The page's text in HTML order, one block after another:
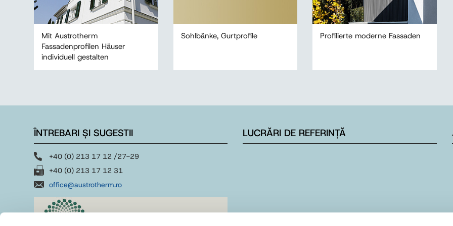
Mit Austrotherm
Fassadenprofilen Häuser
individuell gestalten
Sohlbänke, Gurtprofile Profilierte moderne Fassaden
ÎNTREBARI ȘI SUGESTII
+40 (0) 213 17 12 /27-29
+40 (0) 213 17 12 31
office@austrotherm.ro
LUCRĂRI DE REFERINȚĂ